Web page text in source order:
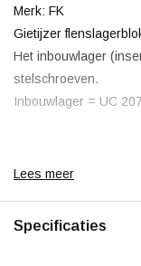
Merk: FK
Gietijzer
Het inbouwlager
stelschroeven.
Inbouwlager = UC 207
voor een offerte.
Lees meer
Specificaties